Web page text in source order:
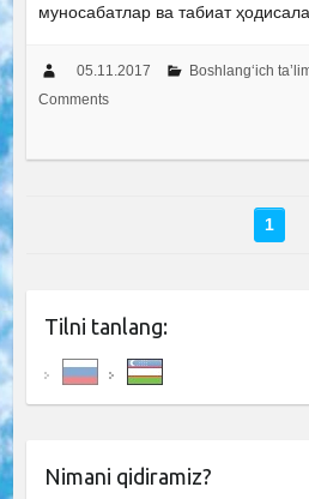
муносабатлар ва табиат
05.11.2017 Boshlang‘ich
Comments
1
Tilni tanlang:
Nimani qidiramiz?